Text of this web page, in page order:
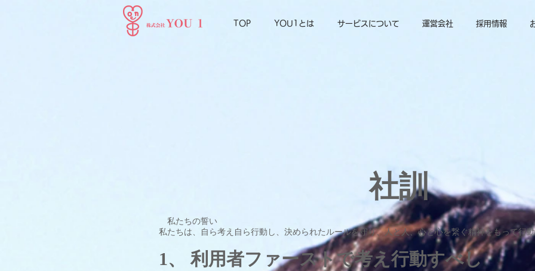
TOP YOU1とは サービスについて 運営会社 採用情報
社訓
私たちの誓い
私たちは、自ら考え自ら行動し、決められたルールを守り、人と人、心と心を繋ぐ精神をもって行
1、 利用者ファーストで考え行動すべし